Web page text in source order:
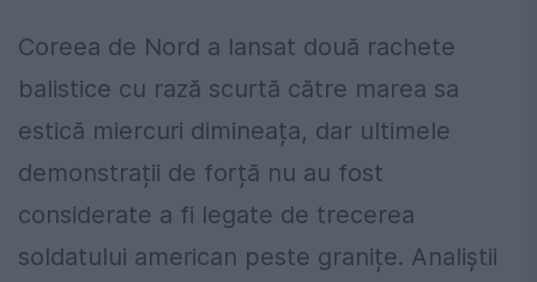
Coreea de Nord a lansat două rachete
balistice cu rază scurtă către marea sa
estică miercuri dimineața, dar ultimele
demonstrații de forță nu au fost
considerate a fi legate de trecerea
soldatului american peste granițe. Analiștii